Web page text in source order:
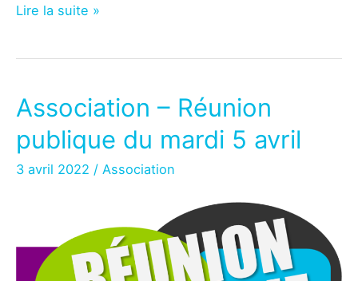
Association
du
mardi
3
Lire la suite »
Association – Réunion
publique du mardi 5 avril
3 avril 2022 / Association